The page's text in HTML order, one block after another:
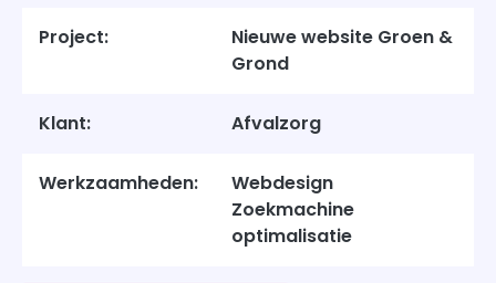
Project:
Nieuwe website Groen &
Grond
Klant: Afvalzorg
Werkzaamheden:
Webdesign
Zoekmachine
optimalisatie